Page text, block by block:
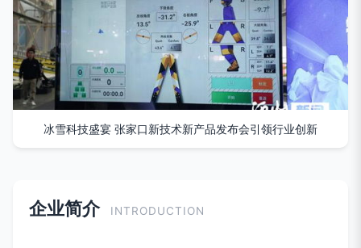
冰雪科技盛宴 张家口新技术新产品发布会引领行业创新
企业简介 INTRODUCTION